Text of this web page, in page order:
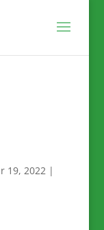
19, 2022|